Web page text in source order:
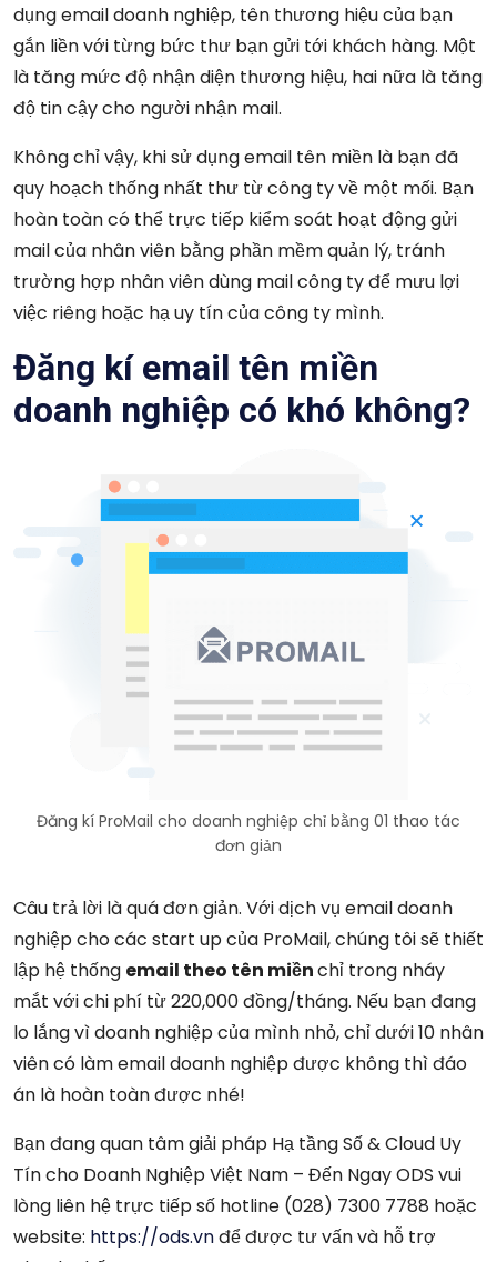
dụng email doanh nghiệp, tên thương hiệu của bạn
gắn liền với từng bức thư bạn gửi tới khách hàng. Một
là tăng mức độ nhận diện thương hiệu, hai nữa là tăng
độ tin cậy cho người nhận mail.
Không chỉ vậy, khi sử dụng email tên miền là bạn đã
quy hoạch thống nhất thư từ công ty về một mối. Bạn
hoàn toàn có thể trực tiếp kiểm soát hoạt động gửi
mail của nhân viên bằng phần mềm quản lý, tránh
trường hợp nhân viên dùng mail công ty để mưu lợi
việc riêng hoặc hạ uy tín của công ty mình.
Đăng kí email tên miền
doanh nghiệp có khó không?
Đăng kí ProMail cho doanh nghiệp chỉ bằng 01 thao tác
đơn giản
Câu trả lời là quá đơn giản. Với dịch vụ email doanh
nghiệp cho các start up của ProMail, chúng tôi sẽ thiết
lập hệ thống email theo tên miềnchỉ trong nháy
mắt với chi phí từ 220,000 đồng/tháng. Nếu bạn đang
lo lắng vì doanh nghiệp của mình nhỏ, chỉ dưới 10 nhân
viên có làm email doanh nghiệp được không thì đáo
án là hoàn toàn được nhé!
Bạn đang quan tâm giải pháp Hạ tầng Số & Cloud Uy
Tín cho Doanh Nghiệp Việt Nam – Đến Ngay ODS vui
lòng liên hệ trực tiếp số hotline (028) 7300 7788 hoặc
website: https://ods.vnđể được tư vấn và hỗ trợ